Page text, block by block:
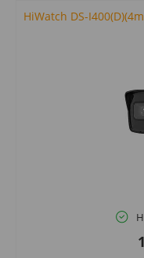
HiWatch DS-